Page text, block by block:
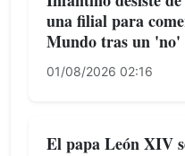
una filial para
Mundo tras un 'no'
01/08/2026 02:16
El papa León XIV